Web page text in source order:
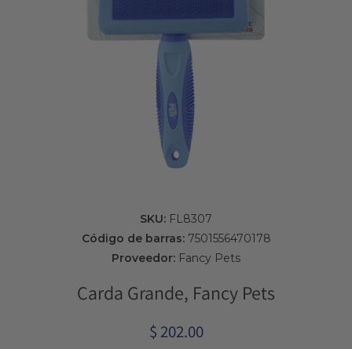
SKU: FL8307
Código de barras:7501556470178
Proveedor: Fancy Pets
Carda Grande, Fancy Pets
$ 202.00